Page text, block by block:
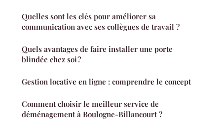
Quelles sont les clés pour améliorer sa
communication avec ses collègues de travail ?
Quels avantages de faire installer une porte
blindée chez soi ?
Gestion locative en ligne : comprendre le concept
Comment choisir le meilleur service de
déménagement à Boulogne-Billancourt ?